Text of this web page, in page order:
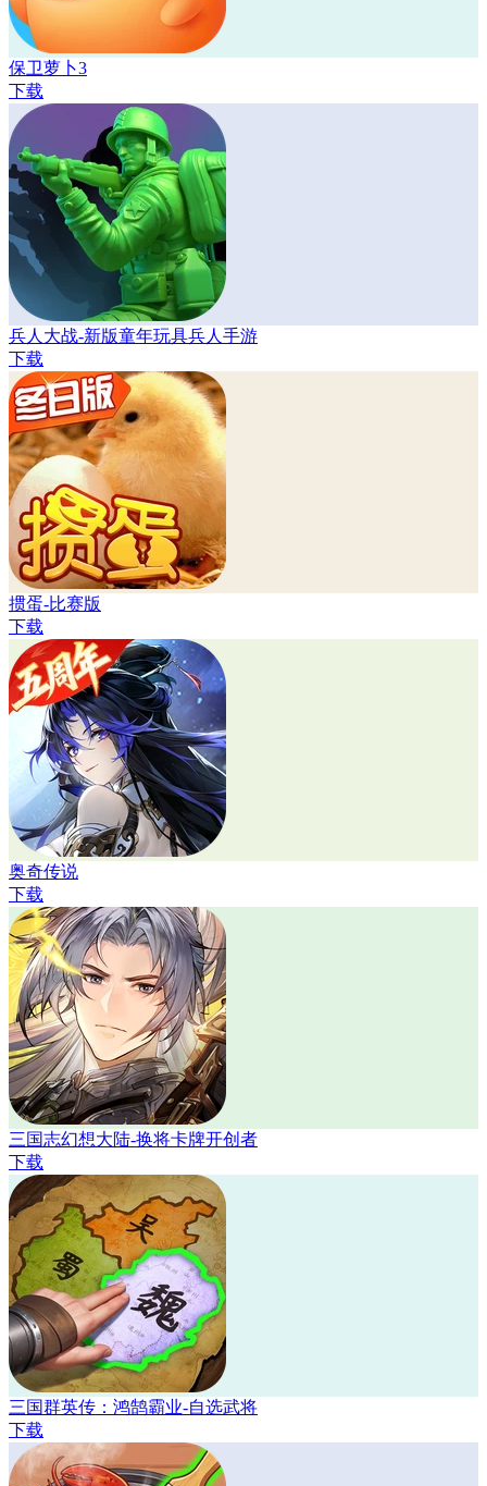
保卫萝卜3
下载
兵人大战-新版童年玩具兵人手游
下载
掼蛋-比赛版
下载
奥奇传说
下载
三国志幻想大陆-换将卡牌开创者
下载
三国群英传：鸿鹄霸业-自选武将
下载